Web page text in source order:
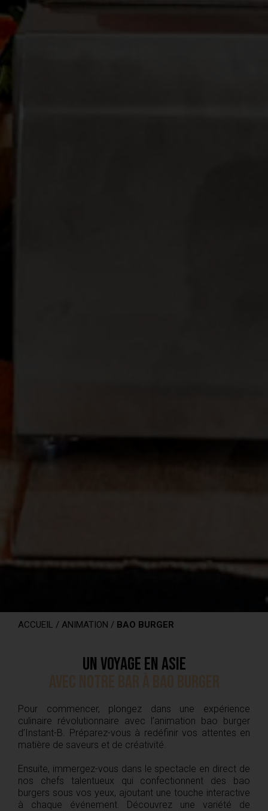
ACCUEIL / ANIMATION / BAO BURGER
Un voyage en Asie
Pour commencer, plongez dans une expérience
culinaire révolutionnaire avec l’animation bao burger
d’Instant-B. Préparez-vous à redéfinir vos attentes en
matière de saveurs et de créativité.
Ensuite, immergez-vous dans le spectacle en direct de
nos chefs talentueux qui confectionnent des bao
burgers sous vos yeux, ajoutant une touche interactive
à chaque événement. Découvrez une variété de